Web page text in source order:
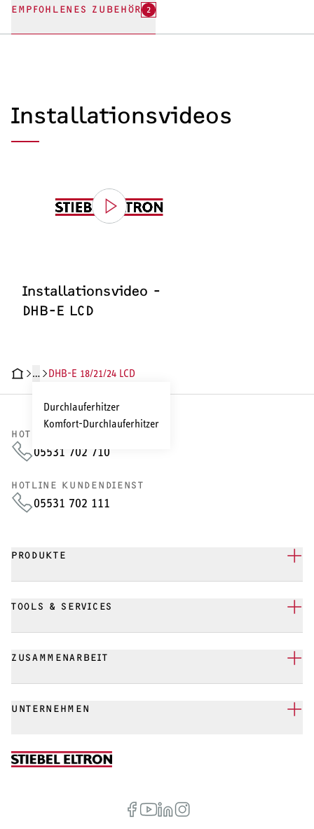
EMPFOHLENES ZUBEHÖR 2
Installationsvideos
Installationsvideo -
DHB-E LCD
DATENDOKUMENTE
…
Durchlauferhitzer
Komfort-Durchlauferhitzer
DHB-E 18/21/24 LCD
HOTLINE VERTRIEB
05531 702 710
HOTLINE KUNDENDIENST
05531 702 111
PRODUKTE
TOOLS & SERVICES
ZUSAMMENARBEIT
UNTERNEHMEN